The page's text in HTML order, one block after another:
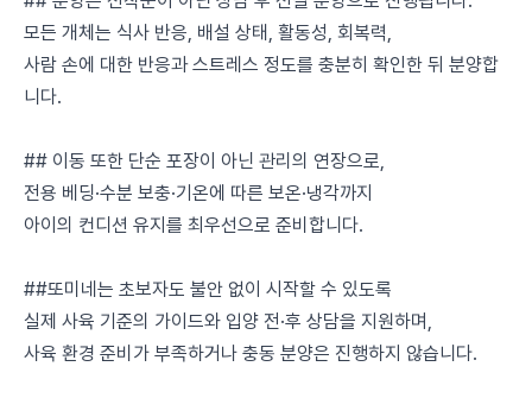
모든 개체는 식사 반응, 배설 상태, 활동성, 회복력,
사람 손에 대한 반응과 스트레스 정도를 충분히 확인한 뒤 분양합
니다.
## 이동 또한 단순 포장이 아닌 관리의 연장으로,
전용 베딩·수분 보충·기온에 따른 보온·냉각까지
아이의 컨디션 유지를 최우선으로 준비합니다.
##또미네는 초보자도 불안 없이 시작할 수 있도록
실제 사육 기준의 가이드와 입양 전·후 상담을 지원하며,
사육 환경 준비가 부족하거나 충동 분양은 진행하지 않습니다.